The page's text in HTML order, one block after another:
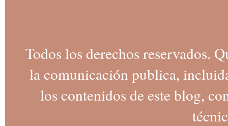
Todos los derechos reservados.
la comunicación publica,
los contenidos de este blog,